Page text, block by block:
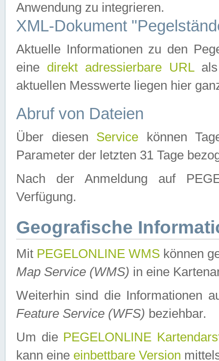
Anwendung zu integrieren.
XML-Dokument
Aktuelle Informationen zu den
eine direkt adressierbare URLals
aktuellen Messwerte liegen hier
Abruf von Dateien
Über diesen Service können
Parameter der letzten 31 Tage
Nach der Anmeldung auf
Verfügung.
Geografische
Mit PEGELONLINE WMS können
Map Service (WMS) in eine
Weiterhin sind die Informationen
Feature Service (WFS) beziehbar.
Um die PEGELONLINE
kann eine einbettbare Version